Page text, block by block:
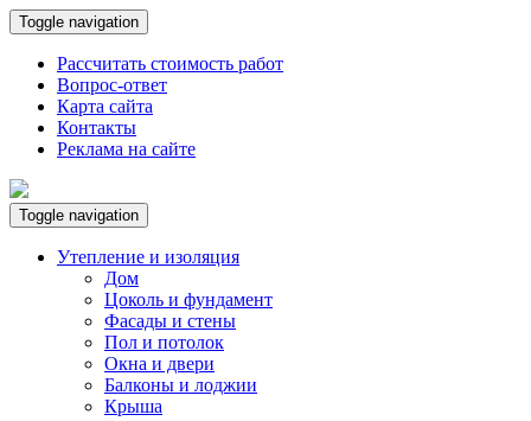
Toggle navigation
Рассчитать стоимость работ
Вопрос-ответ
Карта сайта
Контакты
Реклама на сайте
Toggle navigation
Утепление и изоляция
Дом
Цоколь и фундамент
Фасады и стены
Пол и потолок
Окна и двери
Балконы и лоджии
Крыша